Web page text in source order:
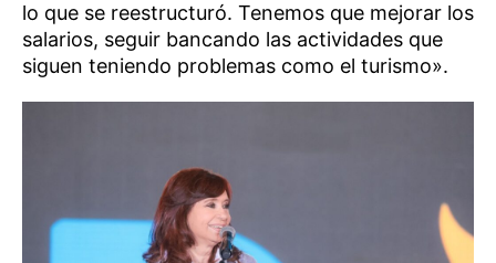
lo que se reestructuró. Tenemos que mejorar los
salarios, seguir bancando las actividades que
siguen teniendo problemas como el turismo».